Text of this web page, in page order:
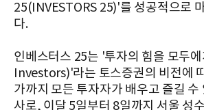
25(INVESTORS 25)'를 성공적으로
다.
인베스터스 25는 '투자의 힘을 모두
Investors)'라는 토스증권의 비전에
가까지 모든 투자자가 배우고 즐길 수
사로, 이달 5일부터 8일까지 서울 성